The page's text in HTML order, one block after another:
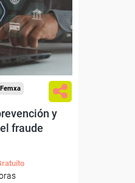
Sector
y
fraude